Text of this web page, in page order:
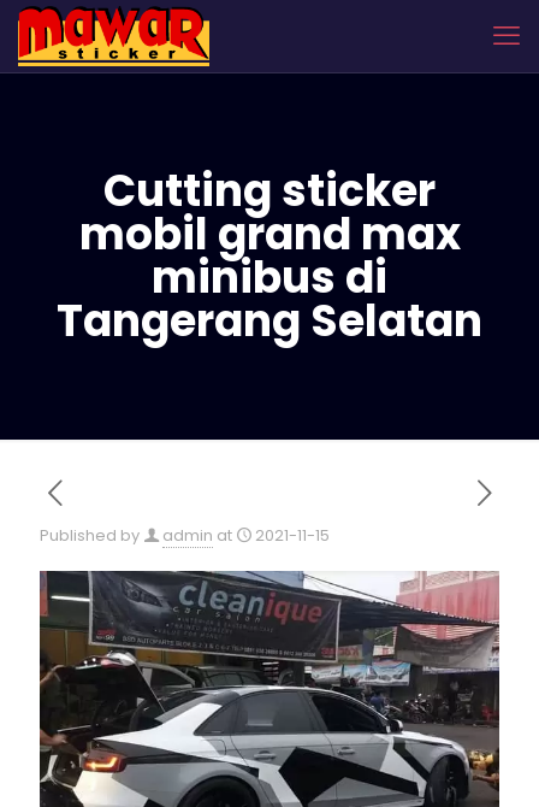
Cutting sticker
mobil grand max
minibus di
Tangerang Selatan
Published by admin at 2021-11-15